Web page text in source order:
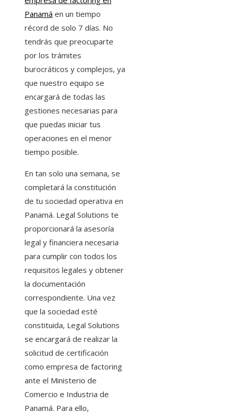
Panamá en un tiempo
récord de solo 7 días. No
tendrás que preocuparte
por los trámites
burocráticos y complejos, ya
que nuestro equipo se
encargará de todas las
gestiones necesarias para
que puedas iniciar tus
operaciones en el menor
tiempo posible.
En tan solo una semana, se
completará la constitución
de tu sociedad operativa en
Panamá. Legal Solutions te
proporcionará la asesoría
legal y financiera necesaria
para cumplir con todos los
requisitos legales y obtener
la documentación
correspondiente. Una vez
que la sociedad esté
constituida, Legal Solutions
se encargará de realizar la
solicitud de certificación
como empresa de factoring
ante el Ministerio de
Comercio e Industria de
Panamá. Para ello,